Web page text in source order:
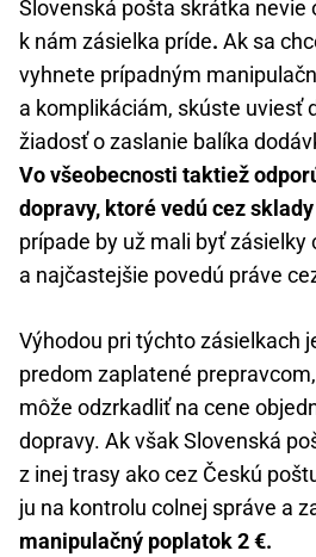
Slovenská pošta skrátka nevie
k nám zásielka príde. Ak sa
vyhnete prípadným
a komplikáciám, skúste uviesť
žiadosť o zaslanie balíka
Vo všeobecnosti taktiež
dopravy, ktoré vedú cez sklady
prípade by už mali byť zásielky
a najčastejšie povedú práve
Výhodou pri týchto zásielkach
predom zaplatené
môže odzrkadliť na cene
dopravy. Ak však Slovenská
z inej trasy ako cez Českú
ju na kontrolu colnej správe a
manipulačný poplatok 2 €.